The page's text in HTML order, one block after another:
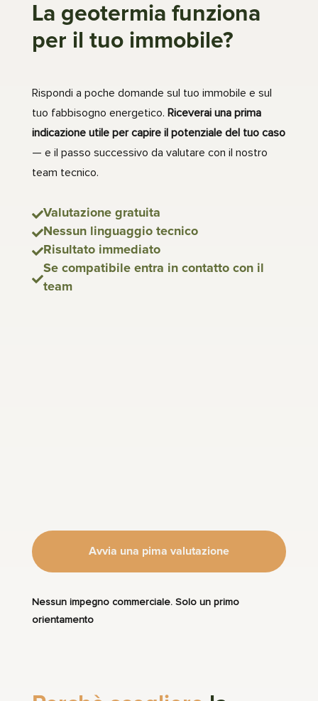
La geotermia funziona
per il tuo immobile?
Rispondi a poche domande sul tuo immobile e sul
tuo fabbisogno energetico. Riceverai una prima
indicazione utile per capire il potenziale del tuo caso
— e il passo successivo da valutare con il nostro
team tecnico.
Valutazione gratuita
Nessun linguaggio tecnico
Risultato immediato

Se compatibile entra in contatto con il
team
Avvia una pima valutazione
Nessun impegno commerciale. Solo un primo
orientamento